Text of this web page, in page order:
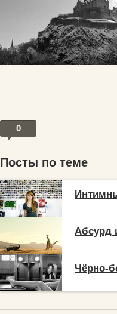
0
Посты по теме
Абсурд
Чёрно-